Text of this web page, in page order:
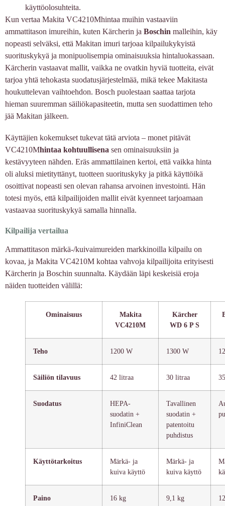
käyttöolosuhteita.
Kun vertaa Makita VC4210Mhintaa muihin vastaaviin
ammattitason imureihin, kuten Kärcherin ja Boschin malleihin, käy
nopeasti selväksi, että Makitan imuri tarjoaa kilpailukykyistä
suorituskykyä ja monipuolisempia ominaisuuksia hintaluokassaan.
Kärcherin vastaavat mallit, vaikka ne ovatkin hyviä tuotteita, eivät
tarjoa yhtä tehokasta suodatusjärjestelmää, mikä tekee Makitasta
houkuttelevan vaihtoehdon. Bosch puolestaan saattaa tarjota
hieman suuremman säiliökapasiteetin, mutta sen suodattimen teho
jää Makitan jälkeen.
Käyttäjien kokemukset tukevat tätä arviota – monet pitävät
VC4210Mhintaa kohtuullisena sen ominaisuuksiin ja
kestävyyteen nähden. Eräs ammattilainen kertoi, että vaikka hinta
oli aluksi mietityttänyt, tuotteen suorituskyky ja pitkä käyttöikä
osoittivat nopeasti sen olevan rahansa arvoinen investointi. Hän
totesi myös, että kilpailijoiden mallit eivät kyenneet tarjoamaan
vastaavaa suorituskykyä samalla hinnalla.
Kilpailija vertailua
Ammattitason märkä-/kuivaimureiden markkinoilla kilpailu on
kovaa, ja Makita VC4210M kohtaa vahvoja kilpailijoita erityisesti
Kärcherin ja Boschin suunnalta. Käydään läpi keskeisiä eroja
näiden tuotteiden välillä:
Ominaisuus
Makita
VC4210M
Kärcher
WD 6 P S
Teho 1200 W 1300 W
Säiliön tilavuus 42 litraa 30 litraa
Suodatus
HEPA-
suodatin +
InfiniClean
Tavallinen
suodatin +
patentoitu
puhdistus
Käyttötarkoitus
Märkä- ja
kuiva käyttö
Märkä- ja
kuiva käyttö
Paino 16 kg 9,1 kg